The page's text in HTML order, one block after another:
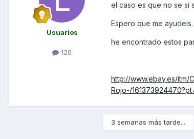
Usuarios
120
el caso es que no se si
Espero que me ayudeis.
he encontrado estos
http://www.ebay.es/itm/
Rojo-/
3 semanas más tarde...